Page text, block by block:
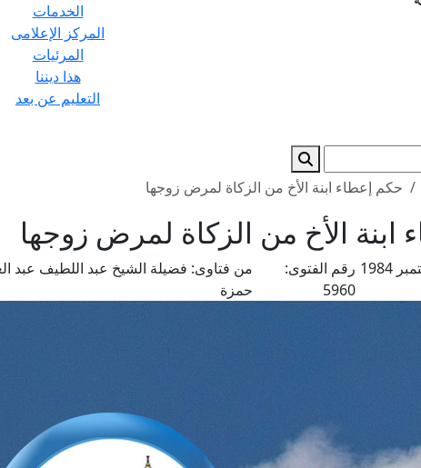
الخدمات
المركز الإعلامى
المرئيات
هذا ديننا
التعليم عن بعد
حكم إعطاء ابنة الأخ من الزكاة لمرض زوجها
ابنة الأخ من الزكاة لمرض زوجها
10 سبتمبر 1984 رقم الفتوى:
5960
من فتاوى: فضيلة الشيخ عبد اللطيف عبد
حمزة